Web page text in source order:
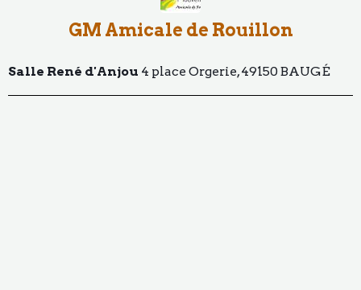
GM Amicale de Rouillon
Salle René d'Anjou 4 place Orgerie, 49150 BAUGÉ